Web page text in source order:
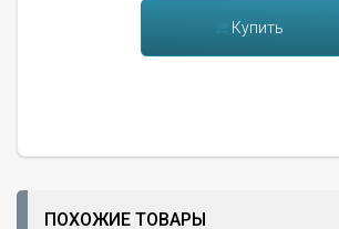
Купить
ПОХОЖИЕ ТОВАРЫ